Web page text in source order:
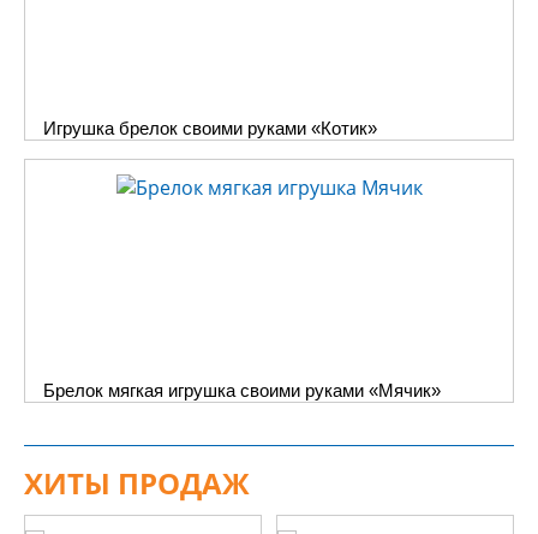
Игрушка брелок своими руками «Котик»
Брелок мягкая игрушка своими руками «Мячик»
ХИТЫ ПРОДАЖ